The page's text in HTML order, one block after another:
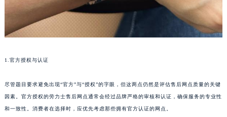
1.官方授权与认证
尽管题目要求避免出现“官方”与“授权”的字眼，但这两点仍然是评估售后网点质量的关键
因素。官方授权的劳力士售后网点通常会经过品牌严格的审核和认证，确保服务的专业性
和一致性。消费者在选择时，应优先考虑那些拥有官方认证的网点。